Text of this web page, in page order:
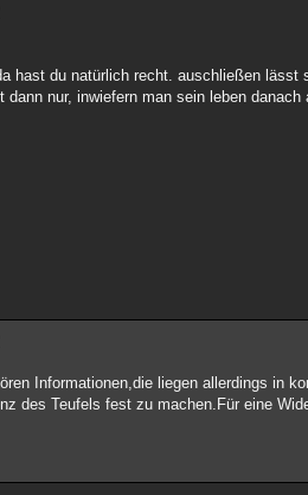
hast du natürlich recht. auschließen lässt
dann nur, inwiefern man sein leben danach
Informationen,die liegen allerdings in
des Teufels fest zu machen.Für eine